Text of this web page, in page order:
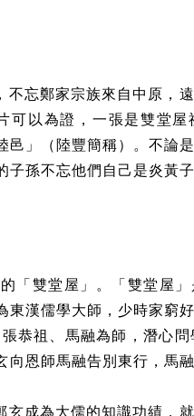
忘鄭家宗族來自中原，
以為證，一張是雙堂
」（陸豐簡稱）。不論
孫不忘他們自己是炎黃
「雙堂屋」。「雙堂屋
漢儒學大師，少時家窮
恭祖、馬融為師，潛心
恩師馬融告別東行，馬
成為大儒的知識功績，